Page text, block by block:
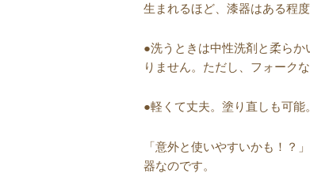
生まれるほど、漆器はある程
●洗うときは中性洗剤と柔ら
りません。ただし、フォーク
●軽くて丈夫。塗り直しも可能。
「意外と使いやすいかも！？
器なのです。